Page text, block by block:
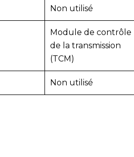
Non utilisé
Module de contrôle
de la transmission
(TCM)
Non utilisé